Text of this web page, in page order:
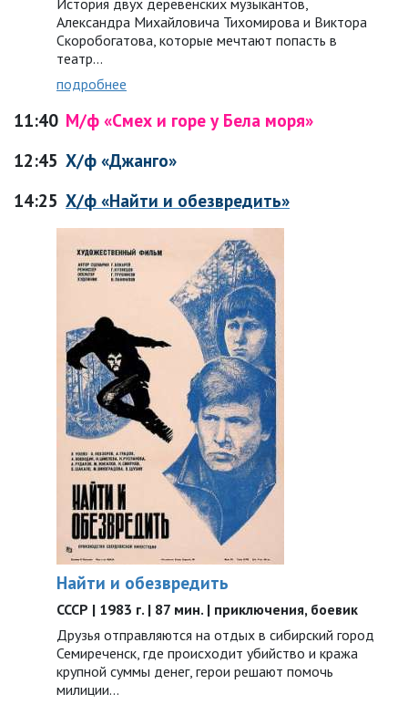
История двух деревенских музыкантов,
Александра Михайловича Тихомирова и Виктора
Скоробогатова, которые мечтают попасть в
театр…
подробнее
11:40 М/ф «Смех и горе у Бела моря»
12:45 Х/ф «Джанго»
14:25 Х/ф «Найти и обезвредить»
Найти и обезвредить
СССР | 1983 г. | 87 мин. | приключения, боевик
Друзья отправляются на отдых в сибирский город
Семиреченск, где происходит убийство и кража
крупной суммы денег, герои решают помочь
милиции…